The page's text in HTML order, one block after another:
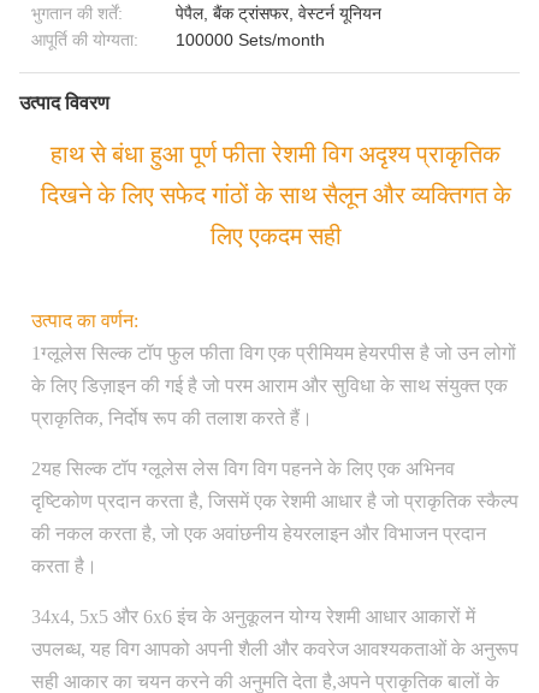
भुगतान की शर्तें:
पेपैल, बैंक ट्रांसफर, वेस्टर्न यूनियन
आपूर्ति की योग्यता:
100000 Sets/month
उत्पाद विवरण
हाथ से बंधा हुआ पूर्ण फीता रेशमी विग अदृश्य प्राकृतिक
दिखने के लिए सफेद गांठों के साथ सैलून और व्यक्तिगत के
लिए एकदम सही
उत्पाद का वर्णन:
1ग्लूलेस सिल्क टॉप फुल फीता विग एक प्रीमियम हेयरपीस है जो उन लोगों
के लिए डिज़ाइन की गई है जो परम आराम और सुविधा के साथ संयुक्त एक
प्राकृतिक, निर्दोष रूप की तलाश करते हैं।
2यह सिल्क टॉप ग्लूलेस लेस विग विग पहनने के लिए एक अभिनव
दृष्टिकोण प्रदान करता है, जिसमें एक रेशमी आधार है जो प्राकृतिक स्कैल्प
की नकल करता है, जो एक अवांछनीय हेयरलाइन और विभाजन प्रदान
करता है।
34x4, 5x5 और 6x6 इंच के अनुकूलन योग्य रेशमी आधार आकारों में
उपलब्ध, यह विग आपको अपनी शैली और कवरेज आवश्यकताओं के अनुरूप
सही आकार का चयन करने की अनुमति देता है,अपने प्राकृतिक बालों के